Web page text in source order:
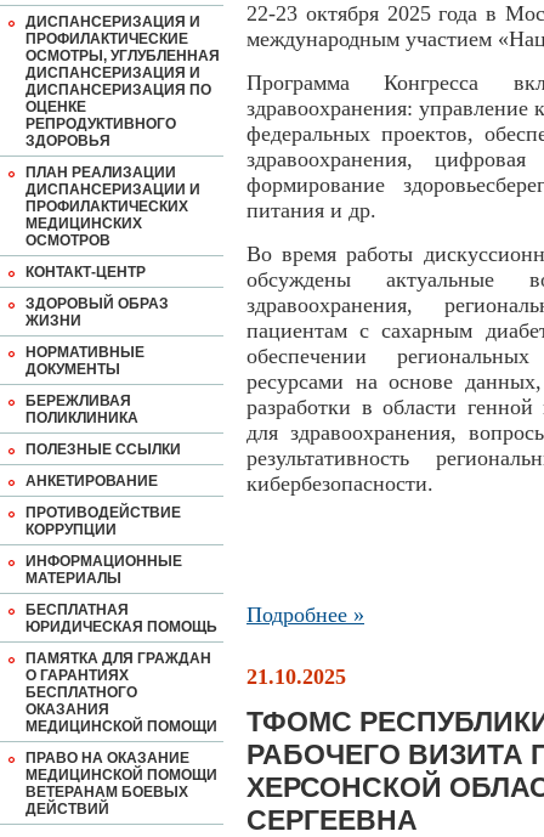
ДИСПАНСЕРИЗАЦИЯ И
ПРОФИЛАКТИЧЕСКИЕ
ОСМОТРЫ, УГЛУБЛЕННАЯ
ДИСПАНСЕРИЗАЦИЯ И
ДИСПАНСЕРИЗАЦИЯ ПО
ОЦЕНКЕ
РЕПРОДУКТИВНОГО
ЗДОРОВЬЯ
ПЛАН РЕАЛИЗАЦИИ
ДИСПАНСЕРИЗАЦИИ И
ПРОФИЛАКТИЧЕСКИХ
МЕДИЦИНСКИХ
ОСМОТРОВ
КОНТАКТ-ЦЕНТР
ЗДОРОВЫЙ ОБРАЗ
ЖИЗНИ
НОРМАТИВНЫЕ
ДОКУМЕНТЫ
БЕРЕЖЛИВАЯ
ПОЛИКЛИНИКА
ПОЛЕЗНЫЕ ССЫЛКИ
АНКЕТИРОВАНИЕ
ПРОТИВОДЕЙСТВИЕ
КОРРУПЦИИ
ИНФОРМАЦИОННЫЕ
МАТЕРИАЛЫ
БЕСПЛАТНАЯ
ЮРИДИЧЕСКАЯ ПОМОЩЬ
ПАМЯТКА ДЛЯ ГРАЖДАН
О ГАРАНТИЯХ
БЕСПЛАТНОГО
ОКАЗАНИЯ
МЕДИЦИНСКОЙ ПОМОЩИ
ПРАВО НА ОКАЗАНИЕ
МЕДИЦИНСКОЙ ПОМОЩИ
ВЕТЕРАНАМ БОЕВЫХ
ДЕЙСТВИЙ
22-23 октября 2025 года в
международным участием
Программа Конгресса
здравоохранения:
федеральных проектов,
здравоохранения,
формирование
питания и др.
Во время работы
обсуждены актуальные
здравоохранения,
пациентам с сахарным
обеспечении
ресурсами на основе
разработки в области
для здравоохранения,
результативность
кибербезопасности.
Подробнее »
21.10.2025
ТФОМС
РАБОЧЕГО ВИЗИТА
ХЕРСОНСКОЙ
СЕРГЕЕВНА